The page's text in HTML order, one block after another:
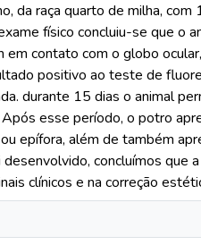
da raça quarto de milha,
físico concluiu-se que o
em contato com o globo
positivo ao teste de
durante 15 dias o animal
esse período, o potro
epífora, além de também
concluímos que
clínicos e na correção